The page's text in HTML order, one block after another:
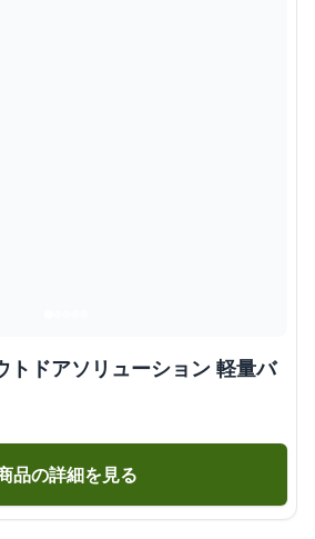
トドアソリューション 軽量バ
品の詳細を見る